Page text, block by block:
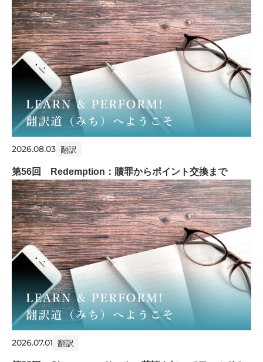
2026.08.03 翻訳
第56回 Redemption：贖罪からポイント交換まで
2026.07.01 翻訳